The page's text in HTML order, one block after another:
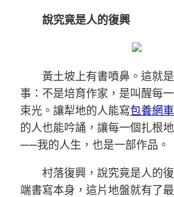
說究竟是人的復興
黃土坡上有書噴鼻。這就
事：不是培育作家，是叫醒每
束光。讓犁地的人能寫包養網
的人也能吟誦，讓每一個扎根
——我的人生，也是一部作品。
村落復興，說究竟是人的
端書寫本身，這片地盤就有了